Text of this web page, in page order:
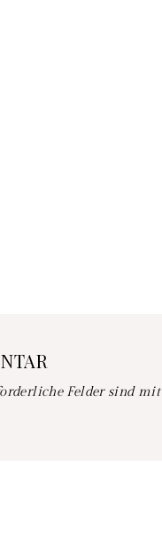
Felder sind mit